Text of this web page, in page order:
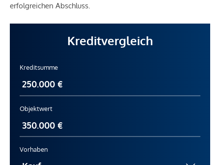
erfolgreichen Abschluss.
Kreditvergleich
Kreditsumme
Objektwert
Vorhaben